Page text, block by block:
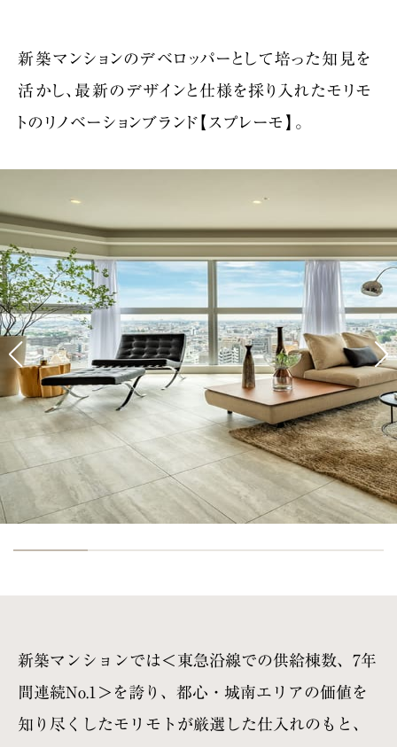
新築マンションのデベロッパーとして培った知見を
活かし、 最新のデザインと仕様を採り入れたモリモ
トのリノベーションブランド【スプレーモ】。
新築マンションでは ＜東急沿線での供給棟数、7年
間連続No.1＞を誇り、 都心・城南エリアの価値を
知り尽くしたモリモトが厳選した仕入れのもと、